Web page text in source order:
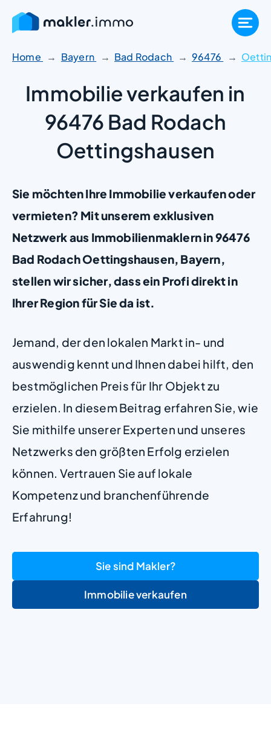
Zum
Inhalt
springen
Home Bayern Bad Rodach 96476
Immobilie verkaufen in
96476 Bad Rodach
Oettingshausen
Sie möchten Ihre Immobilie verkaufen oder
vermieten? Mit unserem exklusiven
Netzwerk aus Immobilienmaklern in 96476
Bad Rodach Oettingshausen, Bayern,
stellen wir sicher, dass ein Profi direkt in
Ihrer Region für Sie da ist.
Jemand, der den lokalen Markt in- und
auswendig kennt und Ihnen dabei hilft, den
bestmöglichen Preis für Ihr Objekt zu
erzielen. In diesem Beitrag erfahren Sie, wie
Sie mithilfe unserer Experten und unseres
Netzwerks den größten Erfolg erzielen
können. Vertrauen Sie auf lokale
Kompetenz und branchenführende
Erfahrung!
Sie sind Makler?
Immobilie verkaufen